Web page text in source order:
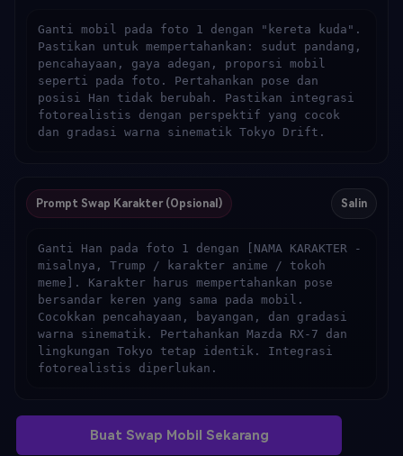
Ganti mobil pada foto 1 dengan "kereta kuda".
Pastikan untuk mempertahankan: sudut pandang,
pencahayaan, gaya adegan, proporsi mobil
seperti pada foto. Pertahankan pose dan
posisi Han tidak berubah. Pastikan integrasi
fotorealistis dengan perspektif yang cocok
dan gradasi warna sinematik Tokyo Drift.
Prompt Swap Karakter (Opsional) Salin
Ganti Han pada foto 1 dengan [NAMA KARAKTER -
misalnya, Trump / karakter anime / tokoh
meme]. Karakter harus mempertahankan pose
bersandar keren yang sama pada mobil.
Cocokkan pencahayaan, bayangan, dan gradasi
warna sinematik. Pertahankan Mazda RX-7 dan
lingkungan Tokyo tetap identik. Integrasi
fotorealistis diperlukan.
Buat Swap Mobil Sekarang